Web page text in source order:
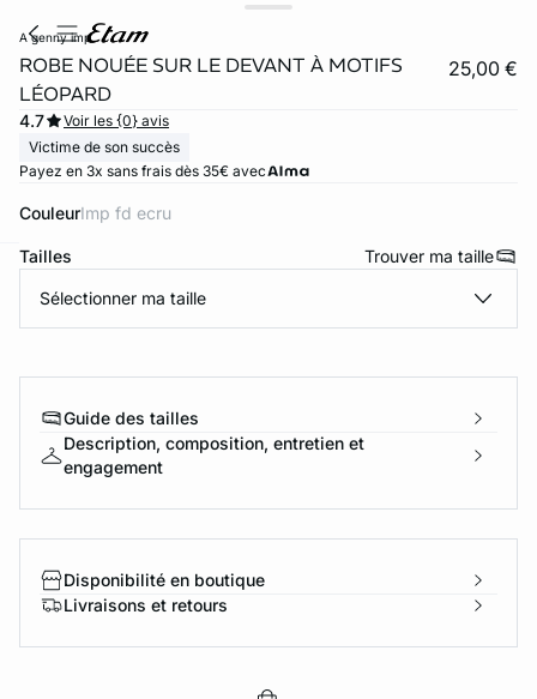
a genny imp
ROBE NOUÉE SUR LE DEVANT À MOTIFS
LÉOPARD
25,00 €
4.7
Voir les {0} avis
Victime de son succès
Payez en 3x sans frais dès 35€ avec
Couleur imp fd ecru
Tailles Trouver ma taille
Sélectionner ma taille
Guide des tailles
Description, composition, entretien et
engagement
Disponibilité en boutique
Livraisons et retours